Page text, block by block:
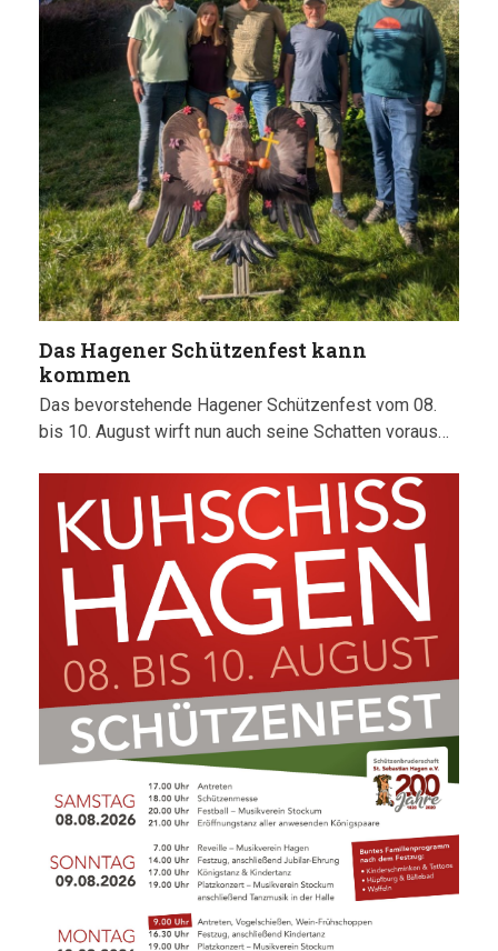
Das Hagener Schützenfest kann
kommen
Das bevorstehende Hagener Schützenfest vom 08.
bis 10. August wirft nun auch seine Schatten voraus…